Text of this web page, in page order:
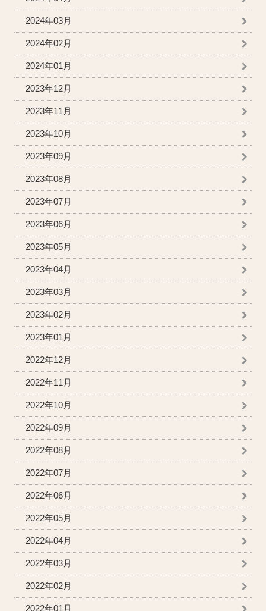
2024年03月
2024年02月
2024年01月
2023年12月
2023年11月
2023年10月
2023年09月
2023年08月
2023年07月
2023年06月
2023年05月
2023年04月
2023年03月
2023年02月
2023年01月
2022年12月
2022年11月
2022年10月
2022年09月
2022年08月
2022年07月
2022年06月
2022年05月
2022年04月
2022年03月
2022年02月
2022年01月